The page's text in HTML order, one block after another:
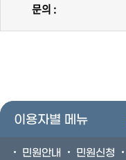
문의 :
이용자별 메뉴
민원안내 민원신청